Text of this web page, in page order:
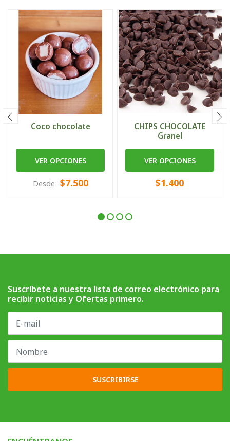
Coco chocolate
VER OPCIONES
Desde $7.500
CHIPS CHOCOLATE
Granel
VER OPCIONES
$1.400
Suscríbete a nuestra lista de correo electrónico para
recibir noticias y Ofertas primero.
SUSCRIBIRSE